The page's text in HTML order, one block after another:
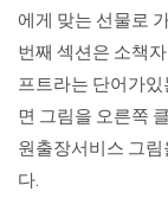
에게 맞는 선물로
번째 섹션은 소책자
프트라는 단어가
면 그림을 오른쪽
원출장서비스 그림
다.